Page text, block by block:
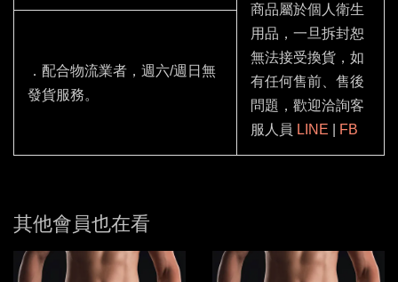
商品屬於個人衛生
用品，一旦拆封恕
無法接受換貨，如
有任何售前、售後
問題，歡迎洽詢客
服人員 LINE FB
．配合物流業者，週六/週日無
發貨服務。
其他會員也在看